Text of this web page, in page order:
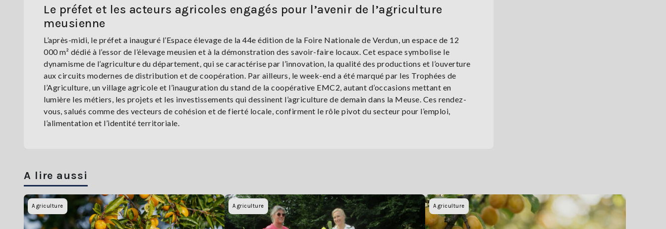
Le préfet et les acteurs agricoles engagés pour l’avenir de l’agriculture
meusienne
L’après-midi, le préfet a inauguré l’Espace élevage de la 44e édition de la Foire Nationale de Verdun, un espace de 12
000 m² dédié à l’essor de l’élevage meusien et à la démonstration des savoir-faire locaux. Cet espace symbolise le
dynamisme de l’agriculture du département, qui se caractérise par l’innovation, la qualité des productions et l’ouverture
aux circuits modernes de distribution et de coopération. Par ailleurs, le week-end a été marqué par les Trophées de
l’Agriculture, un village agricole et l’inauguration du stand de la coopérative EMC2, autant d’occasions mettant en
lumière les métiers, les projets et les investissements qui dessinent l’agriculture de demain dans la Meuse. Ces rendez-
vous, salués comme des vecteurs de cohésion et de fierté locale, confirment le rôle pivot du secteur pour l’emploi,
l’alimentation et l’identité territoriale.
A lire aussi
Agriculture Agriculture Agriculture